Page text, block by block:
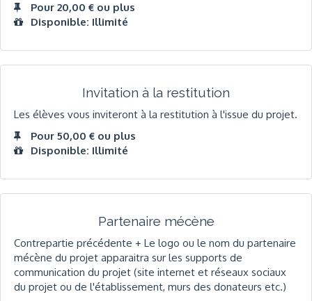
Pour 20,00 € ou plus
Disponible: Illimité
Invitation à la restitution
Les élèves vous inviteront à la restitution à l'issue du projet.
Pour 50,00 € ou plus
Disponible: Illimité
Partenaire mécène
Contrepartie précédente + Le logo ou le nom du partenaire
mécène du projet apparaitra sur les supports de
communication du projet (site internet et réseaux sociaux
du projet ou de l'établissement, murs des donateurs etc.)